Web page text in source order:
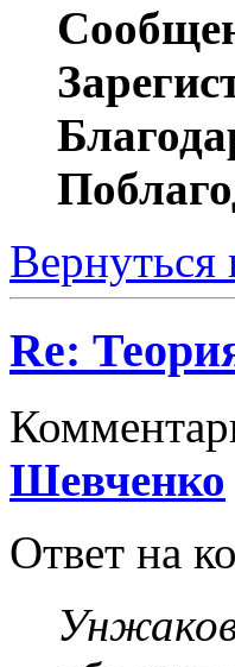
Вернуться
Re:
Шевченко
Ответ на